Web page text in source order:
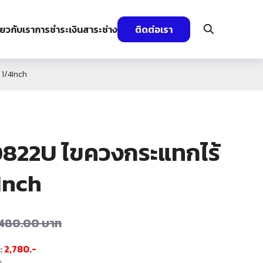
วกับเราการชำระเงินสาระช่าง ติดต่อเรา
4Inch
ไขควงกระแทกไร้
บาท
2,780.-